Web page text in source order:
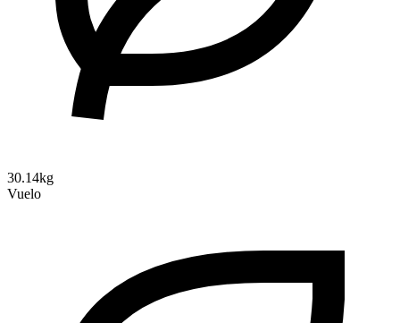
30.14kg
Vuelo